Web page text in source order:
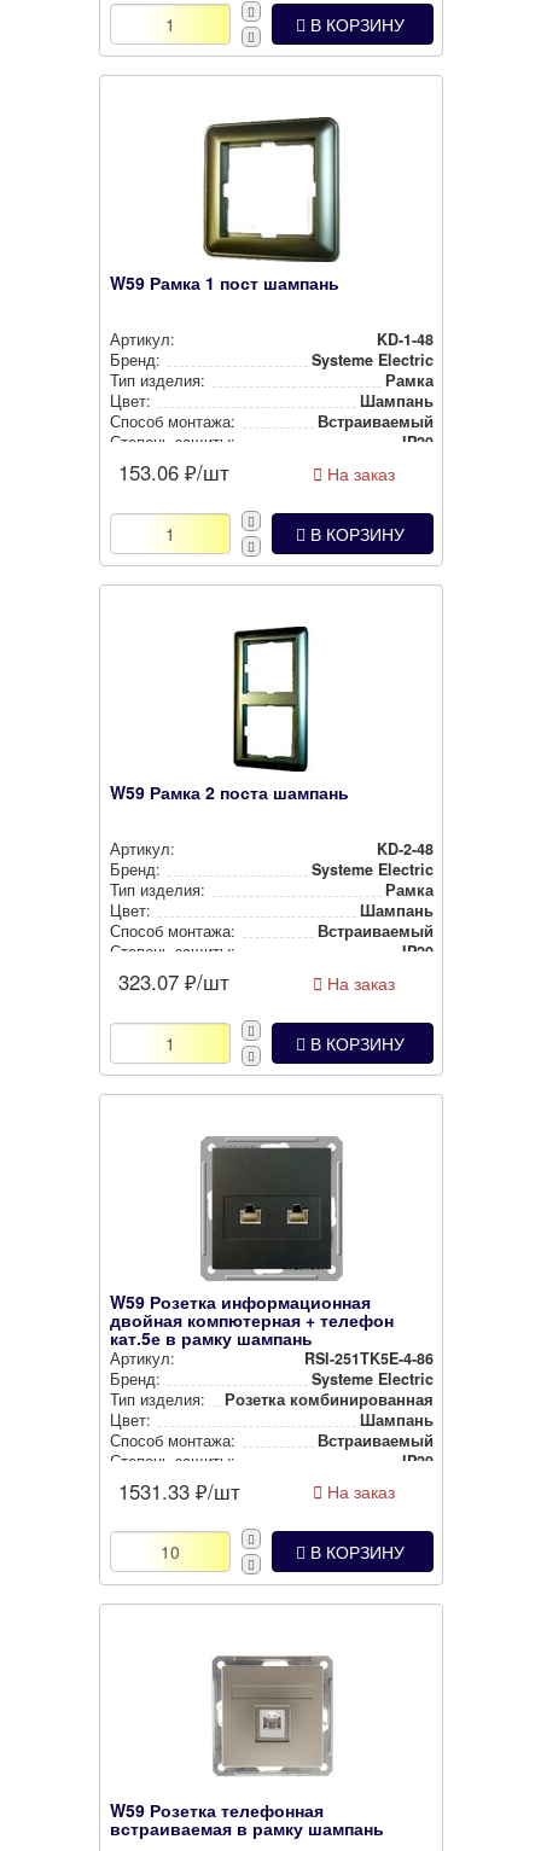
В КОРЗИНУ
W59 Рамка 1 пост шампань
Артикул:
KD-1-48
Бренд:
Systeme Electric
Тип изделия:
Рамка
Цвет:
Шампань
Способ монтажа:
Встра­ива­емый
Степень защиты:
IP20
153.06 ₽/шт На заказ
В КОРЗИНУ
W59 Рамка 2 поста шампань
Артикул:
KD-2-48
Бренд:
Systeme Electric
Тип изделия:
Рамка
Цвет:
Шампань
Способ монтажа:
Встра­ива­емый
Степень защиты:
IP20
323.07 ₽/шт На заказ
В КОРЗИНУ
W59 Розетка информационная
двойная компютерная + телефон
кат.5е в рамку шампань
Артикул:
RSI-251TK5E-4-86
Бренд:
Systeme Electric
Тип изделия:
Розетка ком­би­ни­ро­ван­ная
Цвет:
Шампань
Способ монтажа:
Встра­ива­емый
Степень защиты:
IP20
1531.33 ₽/шт На заказ
В КОРЗИНУ
W59 Розетка телефонная
встраиваемая в рамку шампань